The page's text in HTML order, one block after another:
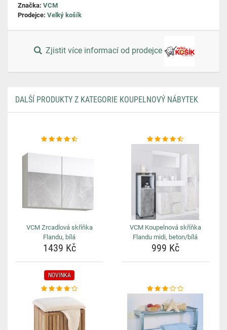
Značka: VCM
Prodejce: Velký košík
Zjistit více informací od prodejce
DALŠÍ PRODUKTY Z KATEGORIE KOUPELNOVÝ NÁBYTEK
VCM Zrcadlová skříňka
Flandu, bílá
1439 Kč
VCM Koupelnová skříňka
Flandu midi, beton/bílá
999 Kč
NOVINKA